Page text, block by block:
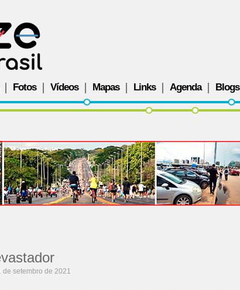
Fotos Vídeos Mapas Links Agenda Blogs
de setembro de 2021